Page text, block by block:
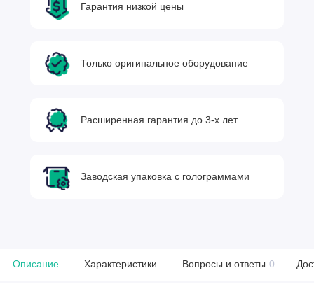
Гарантия низкой цены
Только оригинальное оборудование
Расширенная гарантия до 3-х лет
Заводская упаковка с голограммами
Описание Характеристики Вопросы и ответы 0